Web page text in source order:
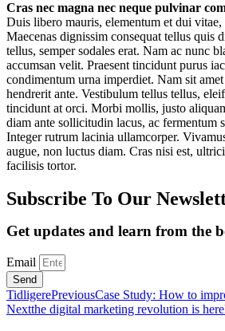
Cras nec magna nec neque pulvinar
Duis libero mauris, elementum et dui vitae,
Maecenas dignissim consequat tellus quis
tellus, semper sodales erat. Nam ac nunc
accumsan velit. Praesent tincidunt purus
condimentum urna imperdiet. Nam sit
hendrerit ante. Vestibulum tellus tellus,
tincidunt at orci. Morbi mollis, justo
diam ante sollicitudin lacus, ac fermentum
Integer rutrum lacinia ullamcorper.
augue, non luctus diam. Cras nisi est,
facilisis tortor.
Subscribe To Our
Get updates and learn from the
Email
Send
TidligerePreviousCase Study: How to
Nextthe digital marketing revolution is here